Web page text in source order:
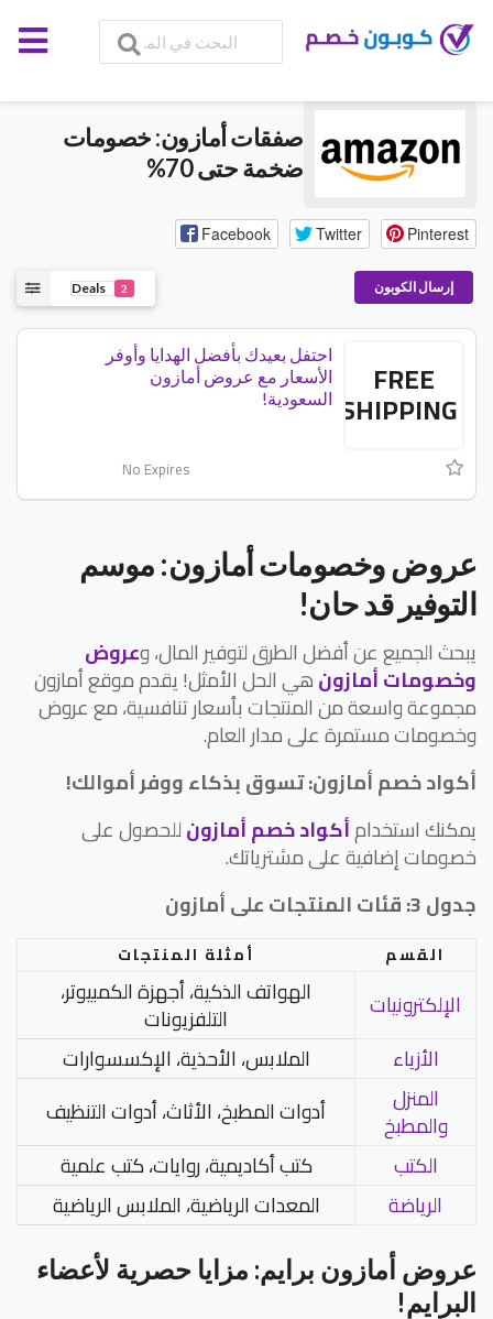
صفقات أمازون: خصومات
ضخمة حتى 70%
Facebook Twitter Pinterest
Deals 2 إرسال الكوبون
FREE
SHIPPING
احتفل بعيدك بأفضل الهدايا وأوفر
الأسعار مع عروض أمازون
السعودية!
No Expires
عروض وخصومات أمازون: موسم
التوفير قد حان!
يبحث الجميع عن أفضل الطرق لتوفير المال، وعروض
وخصومات أمازونهي الحل الأمثل! يقدم موقع أمازون
مجموعة واسعة من المنتجات بأسعار تنافسية، مع عروض
وخصومات مستمرة على مدار العام.
أكواد خصم أمازون: تسوق بذكاء ووفر أموالك!
يمكنك استخدامأكواد خصم أمازونللحصول على
خصومات إضافية على مشترياتك.
جدول 3: قئات المنتجات على أمازون
القسم أمثلة المنتجات
الإلكترونيات الهواتف الذكية، أجهزة الكمبيوتر،
التلفزيونات
الأزياء
الملابس، الأحذية، الإكسسوارات
المنزل
والمطبخ
أدوات المطبخ، الأثاث، أدوات التنظيف
الكتب
كتب أكاديمية، روايات، كتب علمية
الرياضة
المعدات الرياضية، الملابس الرياضية
عروض أمازون برايم: مزايا حصرية لأعضاء
البرايم!